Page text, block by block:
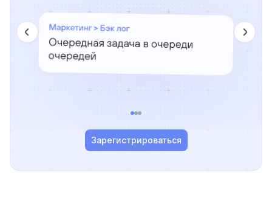
Зарегистрироваться